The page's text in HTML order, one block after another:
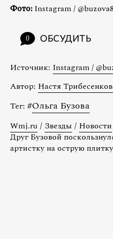
Фото: Instagram /
0 ОБСУДИТЬ
Источник: Instagram /
Автор: Настя
Тег: #Ольга Бузова
Wmj.ru / Звезды / Новости
Друг Бузовой
артистку на острую плитку